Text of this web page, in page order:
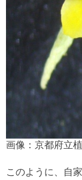
画像：京都府立
このように、自